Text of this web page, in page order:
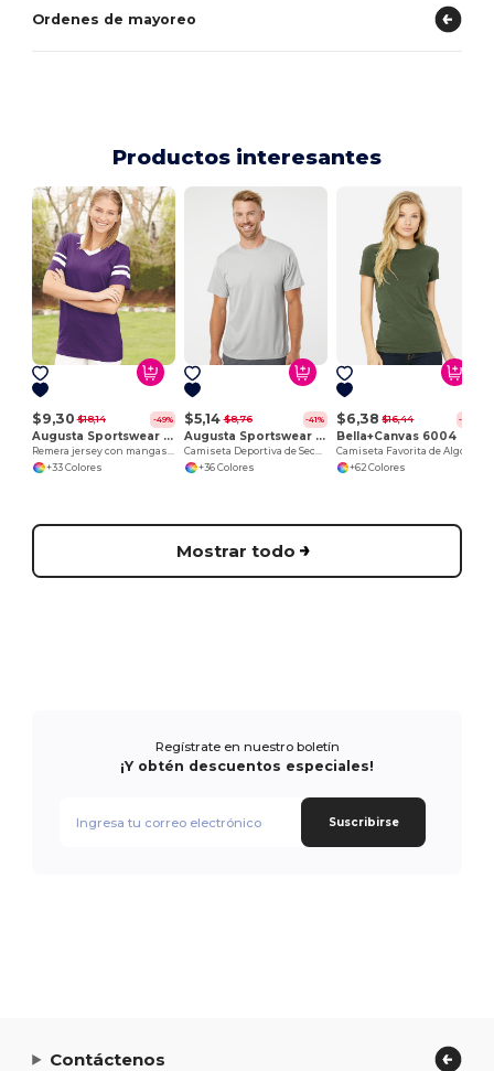
Ordenes de mayoreo
Productos interesantes
$9,30 $18,14 -49%
Augusta Sportswear 360
Remera jersey con mangas con rayas
+33 Colores
$5,14 $8,76 -41%
Augusta Sportswear 790
Camiseta Deportiva de Secado Rápido y Transpirable
+36 Colores
$6,38 $16,44 -61%
Bella+Canvas 6004
+62 Colores
Mostrar todo
Regístrate en nuestro boletín
¡Y obtén descuentos especiales!
Suscribirse
Contáctenos